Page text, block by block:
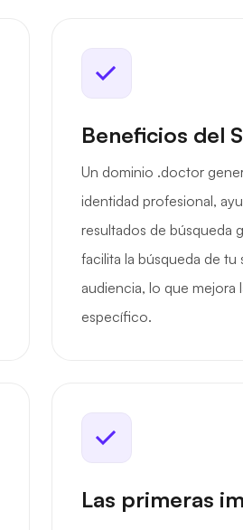
Beneficios del
Un dominio .doctor
identidad profesional,
resultados de búsqueda
facilita la búsqueda de
audiencia, lo que mejora
específico.
Las primeras